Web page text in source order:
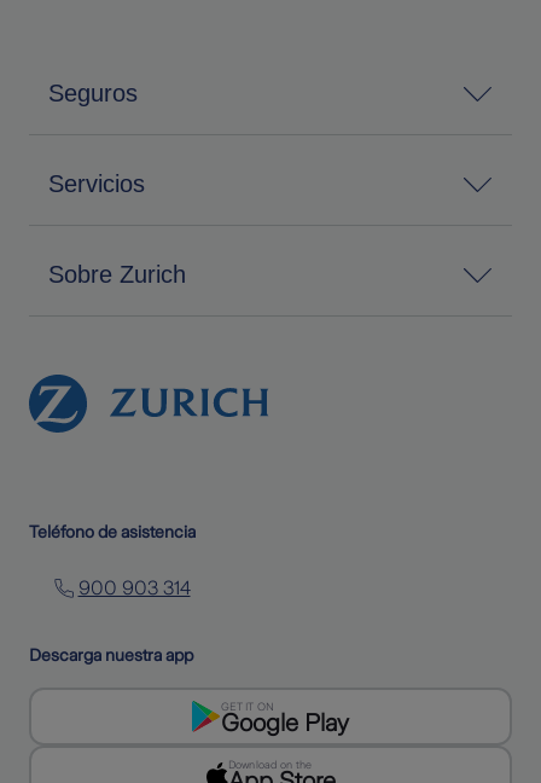
Seguros
Servicios
Sobre Zurich
Teléfono de asistencia
900 903 314
Descarga nuestra app
GET IT ON
Google Play
Download on the